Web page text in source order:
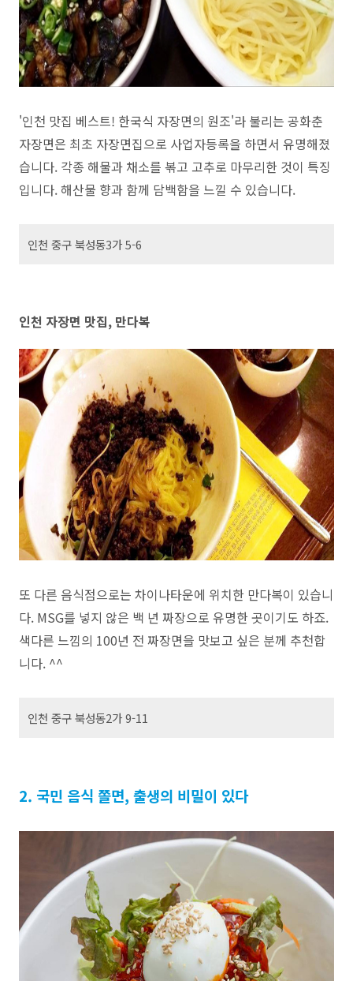
'인천 맛집 베스트! 한국식 자장면의 원조'라 불리는 공화춘
자장면은 최초 자장면집으로 사업자등록을 하면서 유명해졌
습니다. 각종 해물과 채소를 볶고 고추로 마무리한 것이 특징
입니다. 해산물 향과 함께 담백함을 느낄 수 있습니다.
인천 중구 북성동3가 5-6
인천 자장면 맛집, 만다복
또 다른 음식점으로는 차이나타운에 위치한 만다복이 있습니
다. MSG를 넣지 않은 백 년 짜장으로 유명한 곳이기도 하죠.
색다른 느낌의 100년 전 짜장면을 맛보고 싶은 분께 추천합
니다. ^^
인천 중구 북성동2가 9-11
2. 국민 음식 쫄면, 출생의 비밀이 있다